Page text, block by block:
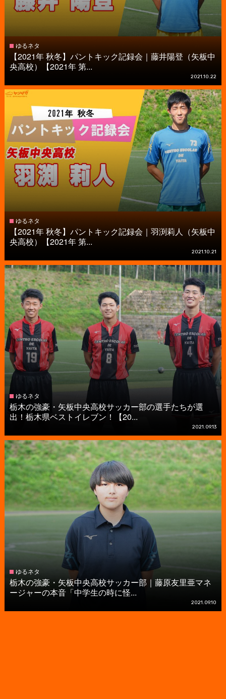
ゆるネタ
【2021年 秋冬】パントキック記録会｜藤井陽登（矢板中
央高校）【2021年 第...
2021.10.22
ゆるネタ
【2021年 秋冬】パントキック記録会｜羽渕莉人（矢板中
央高校）【2021年 第...
2021.10.21
ゆるネタ
栃木の強豪・矢板中央高校サッカー部の選手たちが選
出！栃木県ベストイレブン！【20...
2021.09.13
ゆるネタ
栃木の強豪・矢板中央高校サッカー部｜藤原友里亜マネ
ージャーの本音「中学生の時に怪...
2021.09.10